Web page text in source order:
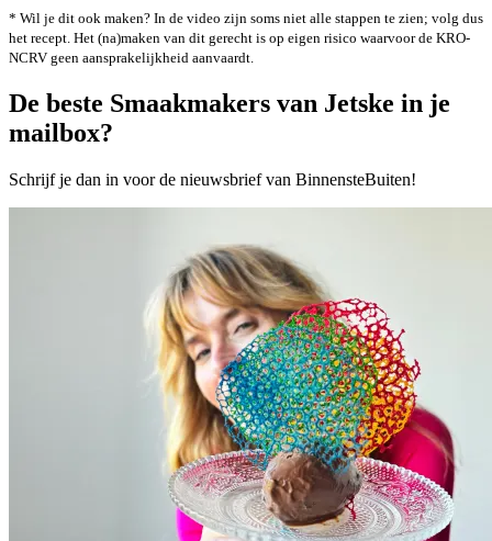
* Wil je dit ook maken? In de video zijn soms niet alle stappen te zien; volg dus
het recept. Het (na)maken van dit gerecht is op eigen risico waarvoor de KRO-
NCRV geen aansprakelijkheid aanvaardt.
De beste Smaakmakers van Jetske in je
mailbox?
Schrijf je dan in voor de nieuwsbrief van BinnensteBuiten!